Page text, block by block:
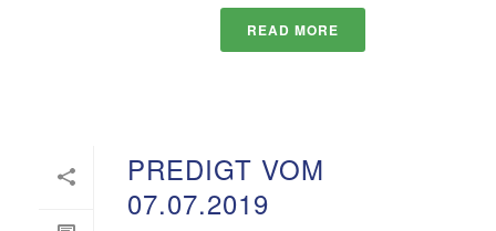
READ MORE
PREDIGT VOM
07.07.2019